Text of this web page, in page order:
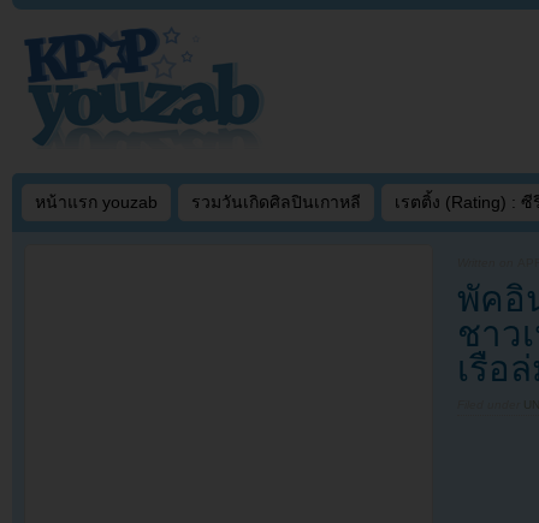
หน้าแรก youzab รวมวันเกิดศิลปินเกาหลี เรตติ้ง (Rating) : ซี
พัคอิ
ชาว
เรือ